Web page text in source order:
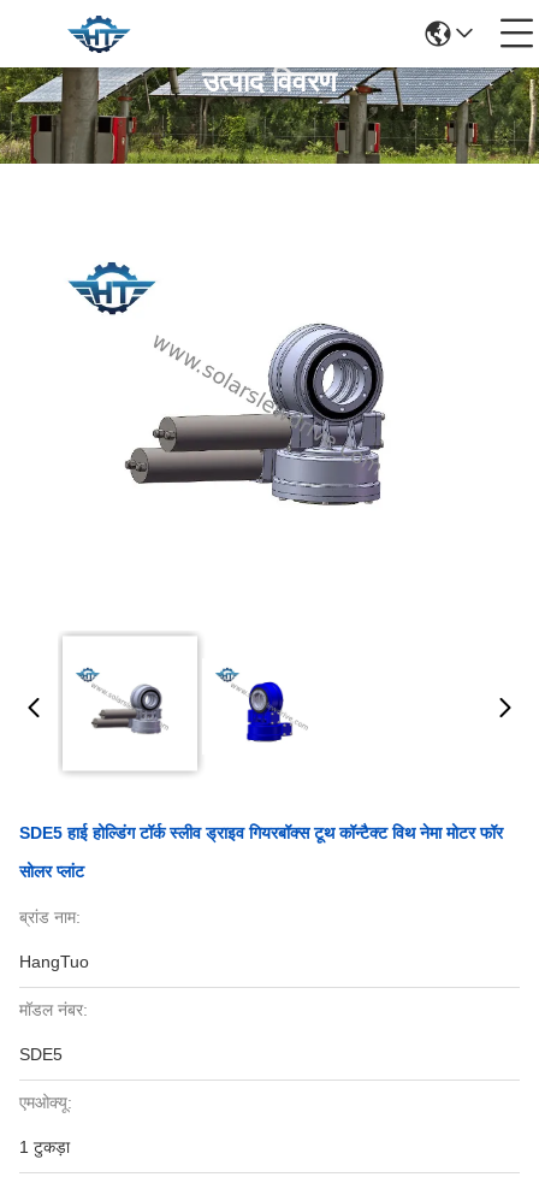
उत्पाद विवरण
SDE5 हाई होल्डिंग टॉर्क स्लीव ड्राइव गियरबॉक्स टूथ कॉन्टैक्ट विथ नेमा मोटर फॉर
सोलर प्लांट
ब्रांड नाम:
HangTuo
मॉडल नंबर:
SDE5
एमओक्यू:
1 टुकड़ा